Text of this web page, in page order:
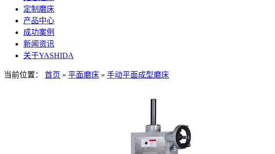
定制磨床
产品中心
成功案例
新闻资讯
关于YASHIDA
当前位置： 首页 » 平面磨床 » 手动平面成型磨床